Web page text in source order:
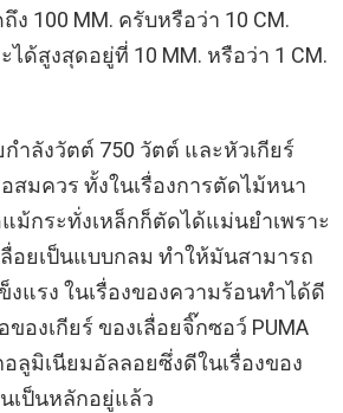
100 MM. ครับหรือว่า 10 CM.
ด้สูงสุดอยู่ที่ 10 MM. หรือว่า 1 CM.
ำลังวัตต์ 750 วัตต์ และหัวเกียร์
สมควร ทั้งในเรื่องการตัดไม้หนา
ม้กระทั่งเหล็กก็ตัดได้แม่นยำเพราะ
อยเป็นแบบกลม ทำให้มันสามารถ
แรง ในเรื่องของความร้อนทำได้ดี
ของเกียร์ ของเลื่อยจิ๊กซอว์ PUMA
ลูมิเนียมอัลลอยซึ่งดีในเรื่องของ
เป็นหลักอยู่แล้ว